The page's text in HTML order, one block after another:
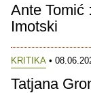
Ante Tomić
Imotski
KRITIKA •
Tatjana